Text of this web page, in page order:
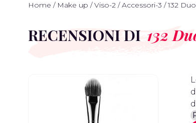
Home / Make up / Viso-2 / Accessori-3 / 132
RECENSIONI DI 132